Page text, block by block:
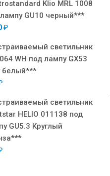
Klio MRL 1008
GU10 черный***
₽
светильник
WH под лампу GX53
белый***
светильник
HELIO 011138 под
GU5.3 Круглый